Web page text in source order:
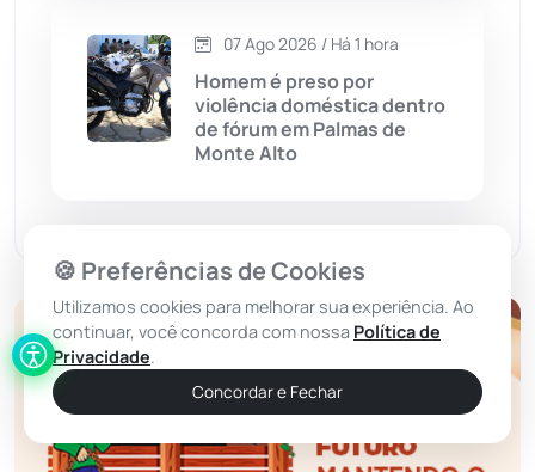
Eventos
Feira da Mata
Guanambi
Ibiassucê (167)
Ibipitanga (116)
07 Ago 2026 / Há 1 hora
Homem é preso por
violência doméstica dentro
de fórum em Palmas de
Monte Alto
🍪 Preferências de Cookies
Utilizamos cookies para melhorar sua experiência. Ao
continuar, você concorda com nossa Política de
Privacidade.
Concordar e Fechar